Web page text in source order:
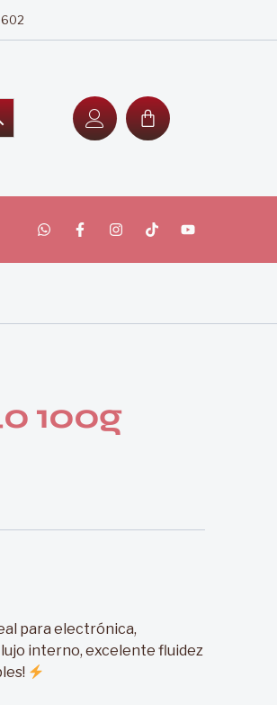
100g
para electrónica,
interno, excelente fluidez